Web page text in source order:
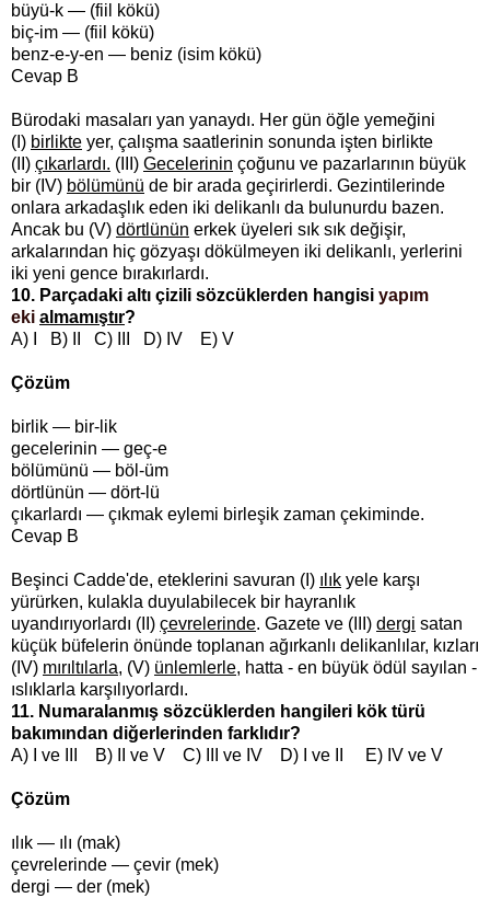
büyü-k — (fiil kökü)
biç-im — (fiil kökü)
benz-e-y-en — beniz (isim kökü)
Cevap B
Bürodaki masaları yan yanaydı. Her gün öğle yemeğini
(I) birlikte yer, çalışma saatlerinin sonunda işten birlikte
(II) çıkarlardı. (III) Gecelerinin çoğunu ve pazarlarının büyük
bir (IV) bölümünü de bir arada geçirirlerdi. Gezintilerinde
onlara arkadaşlık eden iki delikanlı da bulunurdu bazen.
Ancak bu (V) dörtlünün erkek üyeleri sık sık değişir,
arkalarından hiç gözyaşı dökülmeyen iki delikanlı, yerlerini
iki yeni gence bırakırlardı.
10. Parçadaki altı çizili sözcüklerden hangisi yapım
eki almamıştır?
A) I B) II C) III D) IV E) V
Çözüm
birlik — bir-lik
gecelerinin — geç-e
bölümünü — böl-üm
dörtlünün — dört-lü
çıkarlardı — çıkmak eylemi birleşik zaman çekiminde.
Cevap B
Beşinci Cadde'de, eteklerini savuran (I) ılık yele karşı
yürürken, kulakla duyulabilecek bir hayranlık
uyandırıyorlardı (II) çevrelerinde. Gazete ve (III) dergi satan
küçük büfelerin önünde toplanan ağırkanlı delikanlılar, kızları
(IV) mırıltılarla, (V) ünlemlerle, hatta - en büyük ödül sayılan -
ıslıklarla karşılıyorlardı.
11. Numaralanmış sözcüklerden hangileri kök türü
bakımından diğerlerinden farklıdır?
A) I ve III B) II ve V C) III ve IV D) I ve II E) IV ve V
Çözüm
ılık — ılı (mak)
çevrelerinde — çevir (mek)
dergi — der (mek)